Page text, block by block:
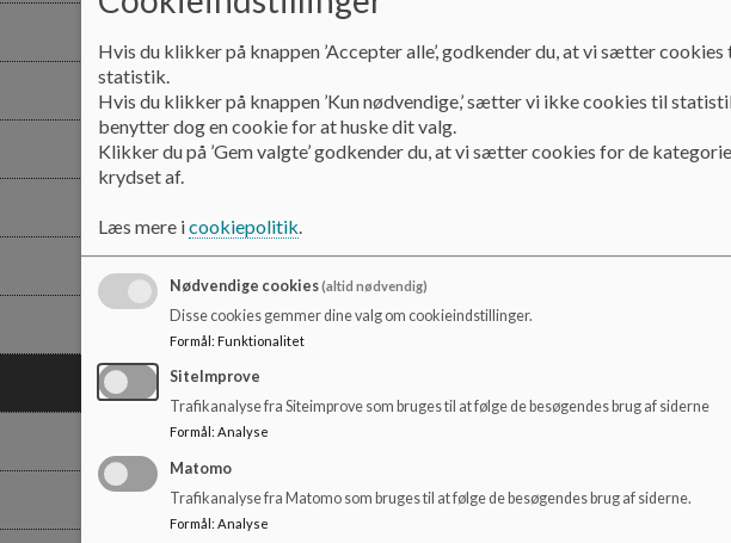
Efter aftale med forældrene giver vi medicin, mens
Alle former for medicin uddeles kun efter tydelig
børnenes egen læge. Alt medicin låses forsvarligt inde
Hvis du klikker på knappen ’Accepter alle’, godkender du, at vi sætter
statistik.
Hvis du klikker på knappen ’Kun nødvendige,’ sætter vi ikke cookies til
benytter dog en cookie for at huske dit valg.
Klikker du på ’Gem valgte’ godkender du, at vi sætter cookies for de
krydset af.
Læs mere icookiepolitik.
Nødvendige cookies(altid nødvendig)
Disse cookies gemmer dine valg om cookieindstillinger.
Formål: Funktionalitet
SiteImprove
Trafikanalyse fra Siteimprove som bruges til at følge de besøgendes brug af siderne
Formål : Analyse
Matomo
Trafikanalyse fra Matomo som bruges til at følge de besøgendes brug af siderne.
Formål : Analyse